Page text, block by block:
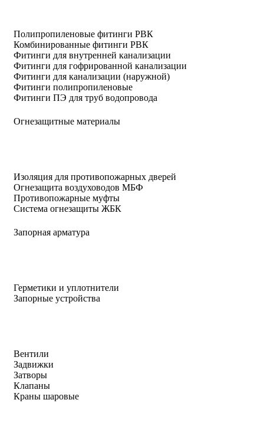
Полипропиленовые фитинги РВК
Комбинированные фитинги РВК
Фитинги для внутренней канализации
Фитинги для гофрированной канализации
Фитинги для канализации (наружной)
Фитинги полипропиленовые
Фитинги ПЭ для труб водопровода
Огнезащитные материалы
Изоляция для противопожарных дверей
Огнезащита воздуховодов МБФ
Противопожарные муфты
Система огнезащиты ЖБК
Запорная арматура
Герметики и уплотнители
Запорные устройства
Вентили
Задвижки
Затворы
Клапаны
Краны шаровые